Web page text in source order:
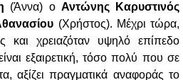
(Άννα) ο Αντώνης Καρυστινός
(Χρήστος). Μέχρι τώρα,
και χρειαζόταν υψηλό επίπεδο
εξαιρετική, τόσο πολύ που σε
αξίζει πραγματικά αναφοράς το